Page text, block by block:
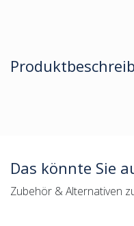
Das könnte Sie
Zubehör & Alternativen